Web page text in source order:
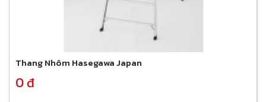
Thang Nhôm Hasegawa Japan
0 đ